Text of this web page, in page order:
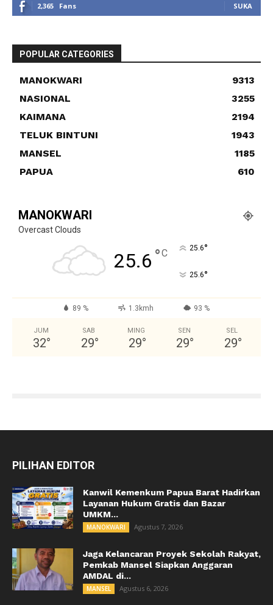
2,365 Fans SUKA
POPULAR CATEGORIES
MANOKWARI
9313
NASIONAL
3255
KAIMANA
2194
TELUK BINTUNI
1943
MANSEL
1185
PAPUA
610
MANOKWARI
Overcast Clouds
25.6 °C 25.6°
25.6°
89 % 1.3kmh 93 %
JUM
32°
SAB
29°
MING
29°
SEN
29°
SEL
29°
PILIHAN EDITOR
Kanwil Kemenkum Papua Barat Hadirkan
Layanan Hukum Gratis dan Bazar
UMKM...
MANOKWARI Agustus 7, 2026
Jaga Kelancaran Proyek Sekolah Rakyat,
Pemkab Mansel Siapkan Anggaran
AMDAL di...
MANSEL Agustus 6, 2026